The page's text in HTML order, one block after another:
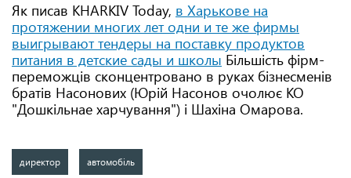
Як писав KHARKIV Today, в Харькове на
протяжении многих лет одни и те же фирмы
выигрывают тендеры на поставку продуктов
питания в детские сады и школы Більшість фірм-
переможців сконцентровано в руках бізнесменів
братів Насонових (Юрій Насонов очолює КО
"Дошкільнае харчування") і Шахіна Омарова.
директор автомобіль